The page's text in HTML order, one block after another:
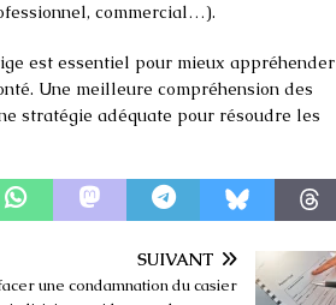
commercial…).
est essentiel pour mieux appréhender
Une meilleure compréhension des
stratégie adéquate pour résoudre les
SUIVANT
une condamnation du casier